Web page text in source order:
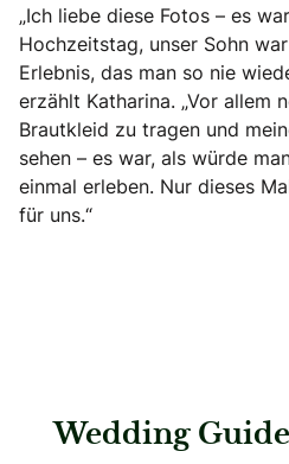
„Ich liebe diese Fotos – es
Hochzeitstag, unser Sohn
Erlebnis, das man so nie
erzählt Katharina. „Vor allem
Brautkleid zu tragen und
sehen – es war, als würde
einmal erleben. Nur dieses
für uns.“
Wedding